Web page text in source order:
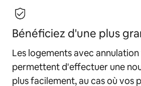
Bénéficiez d'une plus
Les logements avec
permettent d'effectuer une
plus facilement, au cas où vos